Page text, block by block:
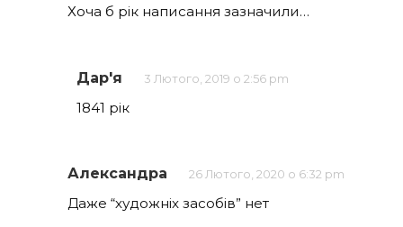
Хоча б рік написання зазначили…
Дар'я 3 Лютого, 2019 о 2:56 pm
1841 рік
Александра 26 Лютого, 2020 о 6:32 pm
Даже “художніх засобів” нет